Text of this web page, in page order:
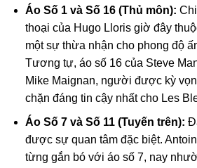
Áo Số 1 và Số 16 (Thủ môn):
thoại của Hugo Lloris giờ đây
một sự thừa nhận cho phong độ
Tương tự, áo số 16 của Steve
Mike Maignan, người được kỳ
chặn đáng tin cậy nhất cho Les
Áo Số 7 và Số 11 (Tuyến trên):
được sự quan tâm đặc biệt.
từng gắn bó với áo số 7, nay